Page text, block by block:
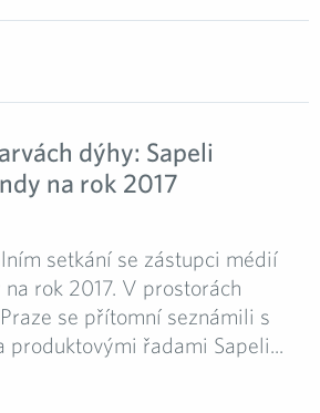
dýhy: Sapeli
na rok 2017
setkání se zástupci médií
rok 2017. V prostorách
se přítomní seznámili s
produktovými řadami Sapeli...